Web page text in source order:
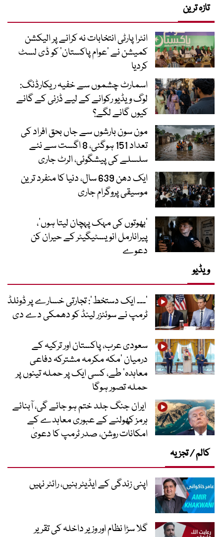
تازہ ترین
انٹرا پارٹی انتخابات نہ کرانے پر الیکشن
کمیشن نے ’عوام پاکستان‘ کو ڈی لسٹ
کردیا
اسمارٹ چشموں سے خفیہ ریکارڈنگ:
لوگ ویڈیو رکوانے کے لیے ڈزنی کے گانے
کیوں گانے لگے؟
مون سون بارشوں سے جاں بحق افراد کی
تعداد 151 ہوگئی، 8 اگست سے نئے
سلسلے کی پیشگوئی، الرٹ جاری
ایک دھن 639 سال، دنیا کا منفرد ترین
موسیقی پروگرام جاری
‘بھوتوں کی مہک پہچان لیتا ہوں’،
پیرانارمل انویسٹیگیٹر کے حیران کن
دعوے
ویڈیو
’۔۔۔ ایک دستخط‘: تجارتی خسارے پر ڈونلڈ
ٹرمپ نے سوئٹزر لینڈ کو دھمکی دے دی
سعودی عرب، پاکستان اور ترکیہ کے
درمیان ’مکہ مکرمہ مشترکہ دفاعی
معاہدہ‘ طے، کسی ایک پر حملہ تینوں پر
حملہ تصور ہوگا
ایران جنگ جلد ختم ہو جائے گی، آبنائے
ہرمز کھولنے کے عبوری معاہدے کے
امکانات روشن، صدر ٹرمپ کا دعویٰ
کالم / تجزیہ
اپنی زندگی کے ایڈیٹر بنیں، رائٹر نہیں
گلا سڑا نظام اور وزیر داخلہ کی تقریر